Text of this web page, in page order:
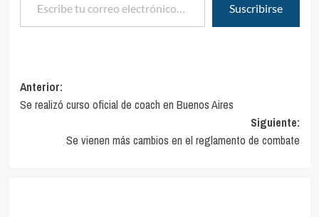
Suscribirse
Navegación
de
entradas
Anterior:
Se realizó curso oficial de coach en Buenos Aires
Siguiente:
Se vienen más cambios en el reglamento de combate